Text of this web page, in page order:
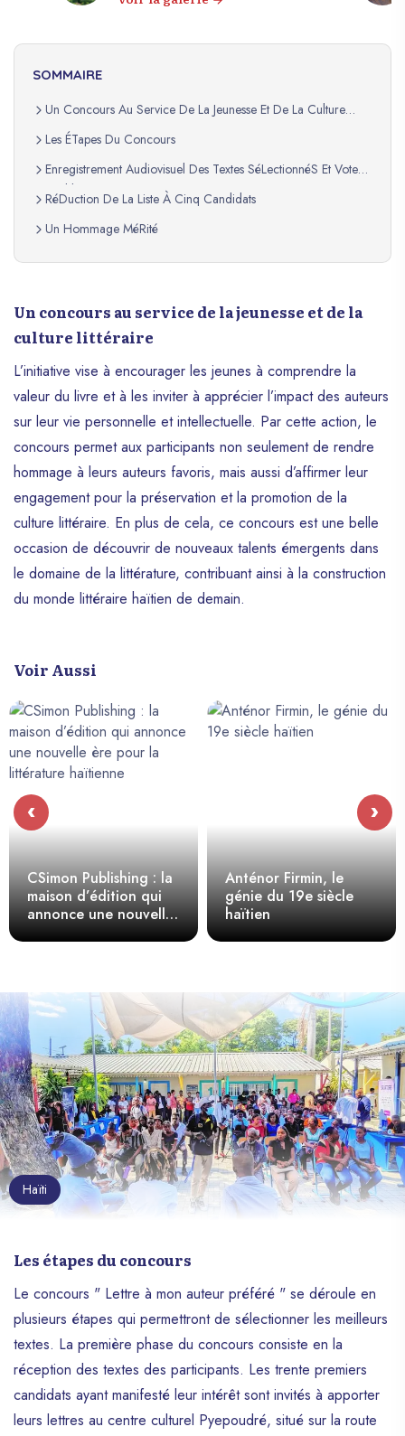
SOMMAIRE
Un Concours Au Service De La Jeunesse Et De La Culture
LittéRaire
Les ÉTapes Du Concours
Enregistrement Audiovisuel Des Textes SéLectionnéS Et Vote
Du Public
RéDuction De La Liste À Cinq Candidats
Un Hommage MéRité
Un concours au service de la jeunesse et de la
culture littéraire
L’initiative vise à encourager les jeunes à comprendre la
valeur du livre et à les inviter à apprécier l’impact des auteurs
sur leur vie personnelle et intellectuelle. Par cette action, le
concours permet aux participants non seulement de rendre
hommage à leurs auteurs favoris, mais aussi d’affirmer leur
engagement pour la préservation et la promotion de la
culture littéraire. En plus de cela, ce concours est une belle
occasion de découvrir de nouveaux talents émergents dans
le domaine de la littérature, contribuant ainsi à la construction
du monde littéraire haïtien de demain.
Voir Aussi
CSimon Publishing : la
maison d’édition qui
annonce une nouvelle
ère pour la littérature
Anténor Firmin, le
génie du 19e siècle
haïtien
‹ ›
Haïti
Les étapes du concours
Le concours " Lettre à mon auteur préféré " se déroule en
plusieurs étapes qui permettront de sélectionner les meilleurs
textes. La première phase du concours consiste en la
réception des textes des participants. Les trente premiers
candidats ayant manifesté leur intérêt sont invités à apporter
leurs lettres au centre culturel Pyepoudré, situé sur la route